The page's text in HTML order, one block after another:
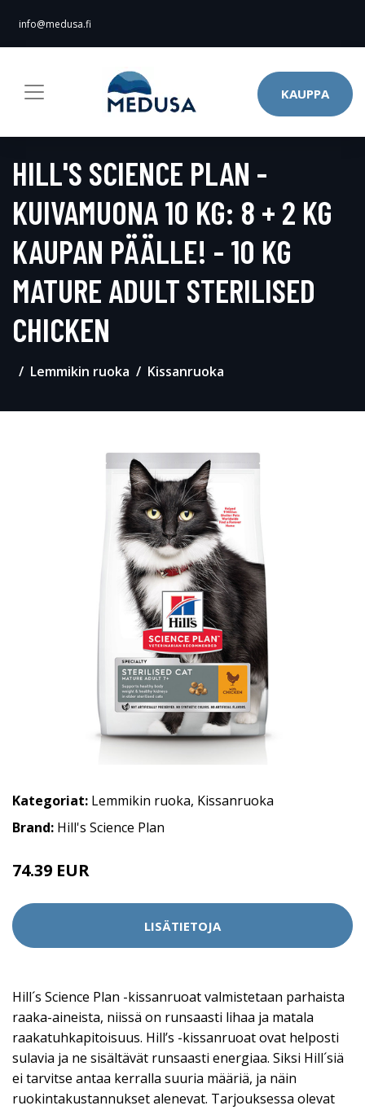
info@medusa.fi
KAUPPA
HILL'S SCIENCE PLAN -
KUIVAMUONA 10 KG: 8 + 2 KG
KAUPAN PÄÄLLE! - 10 KG
MATURE ADULT STERILISED
CHICKEN
Lemmikin ruoka Kissanruoka
Kategoriat: Lemmikin ruoka, Kissanruoka
Brand: Hill's Science Plan
74.39 EUR
LISÄTIETOJA
Hill´s Science Plan -kissanruoat valmistetaan parhaista
raaka-aineista, niissä on runsaasti lihaa ja matala
raakatuhkapitoisuus. Hill’s -kissanruoat ovat helposti
sulavia ja ne sisältävät runsaasti energiaa. Siksi Hill´siä
ei tarvitse antaa kerralla suuria määriä, ja näin
ruokintakustannukset alenevat. Tarjouksessa olevat